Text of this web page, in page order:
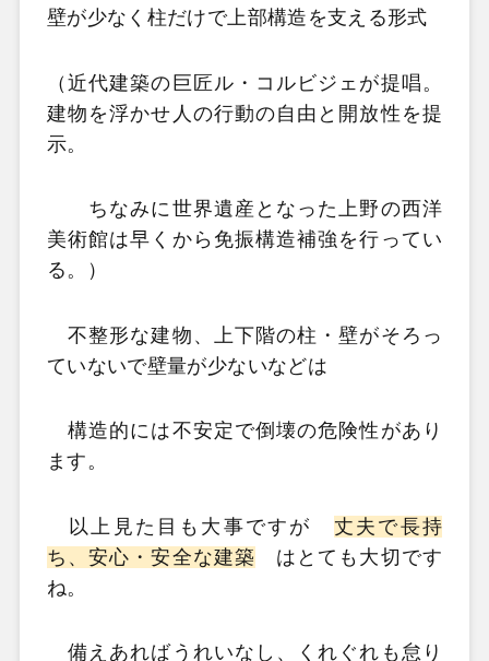
壁が少なく柱だけで上部構造を支える形式
（近代建築の巨匠ル・コルビジェが提唱。
建物を浮かせ人の行動の自由と開放性を提
示。
ちなみに世界遺産となった上野の西洋
美術館は早くから免振構造補強を行ってい
る。）
不整形な建物、上下階の柱・壁がそろっ
ていないで壁量が少ないなどは
構造的には不安定で倒壊の危険性があり
ます。
以上見た目も大事ですが 丈夫で長持
ち、安心・安全な建築 はとても大切です
ね。
備えあればうれいなし、くれぐれも怠り